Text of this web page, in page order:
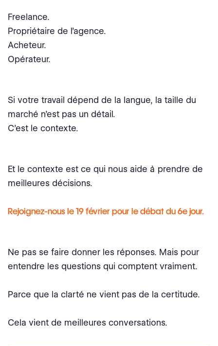
Freelance.
Propriétaire de l’agence.
Acheteur.
Opérateur.
Si votre travail dépend de la langue, la taille du
marché n’est pas un détail.
C’est le contexte.
Et le contexte est ce qui nous aide à prendre de
meilleures décisions.
Rejoignez-nous le 19 février pour le débat du 6e jour.
Ne pas se faire donner les réponses. Mais pour
entendre les questions qui comptent vraiment.
Parce que la clarté ne vient pas de la certitude.
Cela vient de meilleures conversations.